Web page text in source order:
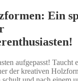
Ein
aufgepasst! Taucht
der kreativen